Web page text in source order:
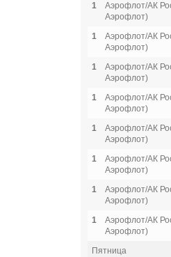
1
Аэрофлот/АК
Аэрофлот)
1
Аэрофлот/АК
Аэрофлот)
1
Аэрофлот/АК
Аэрофлот)
1
Аэрофлот/АК
Аэрофлот)
1
Аэрофлот/АК
Аэрофлот)
1
Аэрофлот/АК
Аэрофлот)
1
Аэрофлот/АК
Аэрофлот)
1
Аэрофлот/АК
Аэрофлот)
Пятница